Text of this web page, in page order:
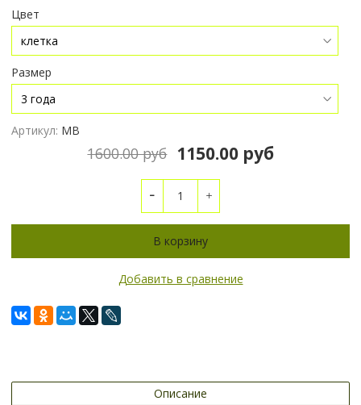
Цвет
Размер
Артикул: МВ
1600.00 руб 1150.00 руб
В корзину
Добавить в сравнение
Описание